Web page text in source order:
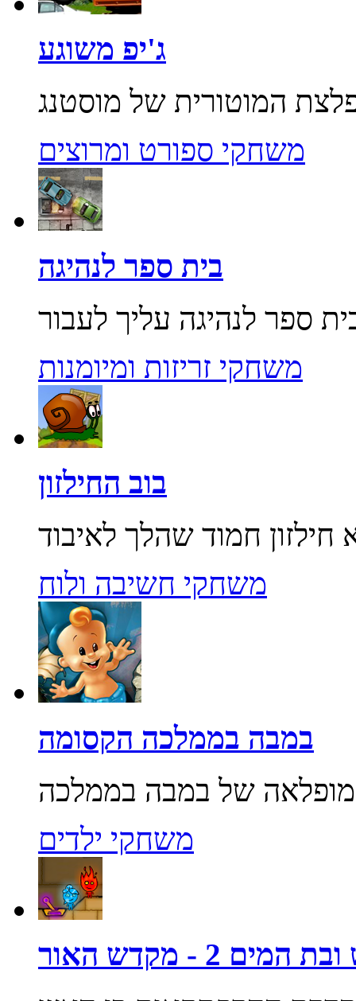
ג'יפ משוגע
משחקי ספורט ומרוצים
בית ספר לנהיגה
משחקי זריזות ומיומנות
בוב החילזון
משחקי חשיבה ולוח
במבה בממלכה הקסומה
משחקי ילדים
2 - מקדש האור